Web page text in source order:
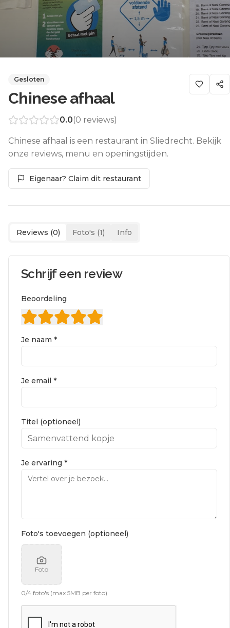
Gesloten
Chinese afhaal
0.0(0 reviews)
Chinese afhaal is een restaurant in Sliedrecht. Bekijk
onze reviews, menu en openingstijden.
Eigenaar? Claim dit restaurant
Reviews (0) Foto's (1) Info
Schrijf een review
Beoordeling
Je naam *
Je email *
Titel (optioneel)
Je ervaring *
Foto's toevoegen (optioneel)
Foto
0/4 foto's (max 5MB per foto)